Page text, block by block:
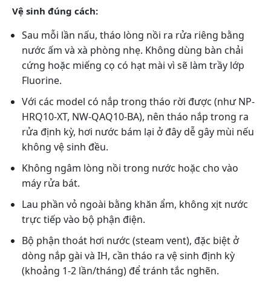
Vệ sinh đúng cách:
Sau mỗi lần nấu, tháo lòng nồi ra rửa riêng bằng
nước ấm và xà phòng nhẹ. Không dùng bàn chải
cứng hoặc miếng cọ có hạt mài vì sẽ làm trầy lớp
Fluorine.
Với các model có nắp trong tháo rời được (như NP-
HRQ10-XT, NW-QAQ10-BA), nên tháo nắp trong ra
rửa định kỳ, hơi nước bám lại ở đây dễ gây mùi nếu
không vệ sinh đều.
Không ngâm lòng nồi trong nước hoặc cho vào
máy rửa bát.
Lau phần vỏ ngoài bằng khăn ẩm, không xịt nước
trực tiếp vào bộ phận điện.
Bộ phận thoát hơi nước (steam vent), đặc biệt ở
dòng nắp gài và IH, cần tháo ra vệ sinh định kỳ
(khoảng 1-2 lần/tháng) để tránh tắc nghẽn.